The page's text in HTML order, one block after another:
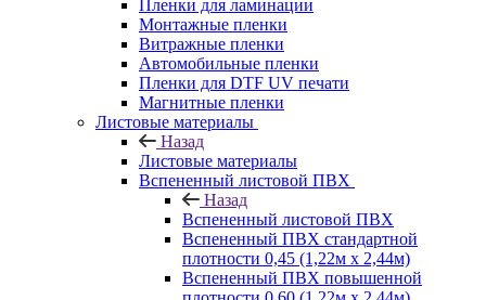
Пленки для ламинации
Монтажные пленки
Витражные пленки
Автомобильные пленки
Пленки для DTF UV печати
Магнитные пленки
Листовые материалы
Назад
Листовые материалы
Вспененный листовой ПВХ
Назад
Вспененный листовой ПВХ
Вспененный ПВХ стандартной
плотности 0,45 (1,22м х 2,44м)
Вспененный ПВХ повышенной